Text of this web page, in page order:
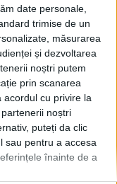
date personale,
trimise de un
măsurarea
și dezvoltarea
noștri putem
prin scanarea
acordul cu privire la
noștri
puteți da clic
sau pentru a accesa
înainte de a